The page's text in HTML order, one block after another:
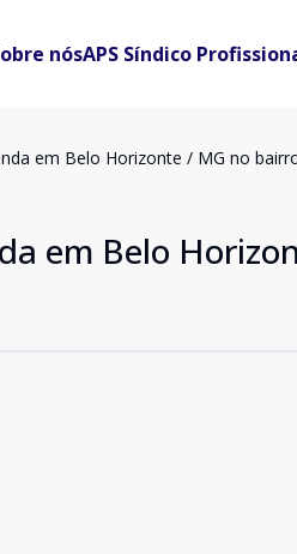
nósAPS Síndico
em Belo Horizonte / MG no
em Belo